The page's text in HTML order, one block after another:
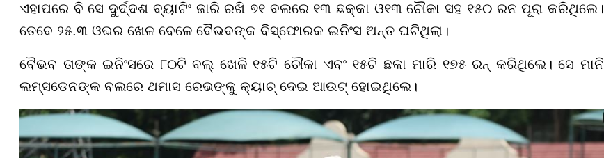
ଏହାପରେ ବି ସେ ଦୁର୍ଦ୍ଦଶ ବ୍ୟାଟିଂ ଜାରି ରଖି ୭୧ ବଲରେ ୧୩ ଛକ୍କା ଓ୧୩ ଚୌକା ସହ ୧୫୦ ରନ ପୂରା କରିଥିଲେ।
ତେବେ ୨୫.୩ ଓଭର ଖେଳ ବେଳେ ବୈଭବଙ୍କ ବିସ୍ଫୋରକ ଇନିଂସ ଅନ୍ତ ଘଟିଥିଲା।
ବୈଭବ ତାଙ୍କ ଇନିଂସରେ ୮୦ଟି ବଲ୍ ଖେଳି ୧୫ଟି ଚୌକା ଏବଂ ୧୫ଟି ଛକା ମାରି ୧୭୫ ରନ୍ କରିଥିଲେ। ସେ ମାନି
ଲମ୍ସଡେନଙ୍କ ବଲରେ ଥମାସ ରେଭଙ୍କୁ କ୍ୟାଚ୍ ଦେଇ ଆଉଟ୍ ହୋଇଥିଲେ।